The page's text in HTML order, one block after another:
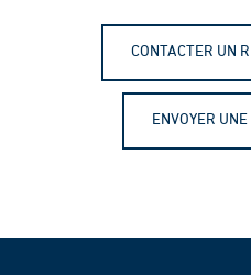
CONTACTER UN
ENVOYER